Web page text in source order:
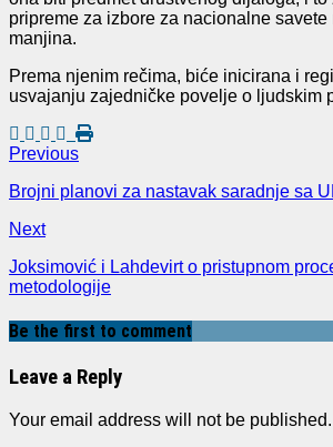
pripreme za izbore za nacionalne
manjina.
Prema njenim rečima, biće inicirana i
usvajanju zajedničke povelje o ljudskim
Previous
Brojni planovi za nastavak saradnje sa
Next
Joksimović i Lahdevirt o pristupnom
metodologije
Be the first to comment
Leave a Reply
Your email address will not be published.